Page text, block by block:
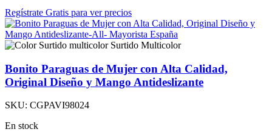
Regístrate Gratis para ver precios
Surtido Multicolor
Bonito Paraguas de Mujer con Alta Calidad,
Original Diseño y Mango Antideslizante
SKU: CGPAVI98024
En stock